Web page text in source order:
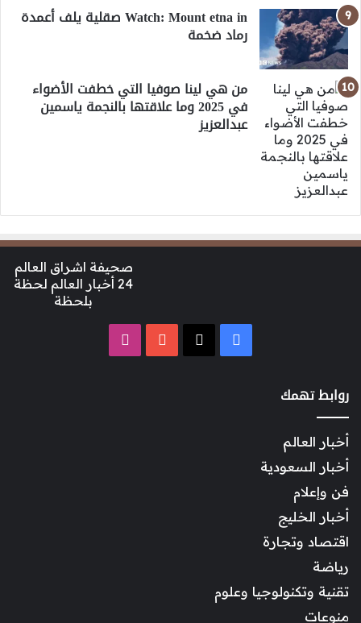
Watch: Mount etna in صقلية يلف أعمدة
رماد ضخمة
من هي لينا صوفيا التي خطفت الأضواء
في 2025 وما علاقتها بالنجمة ياسمين
عبدالعزيز
صحيفة اشراق العالم
24 أخبار العالم لحظة
بلحظة
فيسبوك ‫YouTube
روابط تهمك
أخبار العالم
أخبار السعودية
فن وإعلام
أخبار الخليج
اقتصاد وتجارة
رياضة
تقنية وتكنولوجيا وعلوم
منوعات